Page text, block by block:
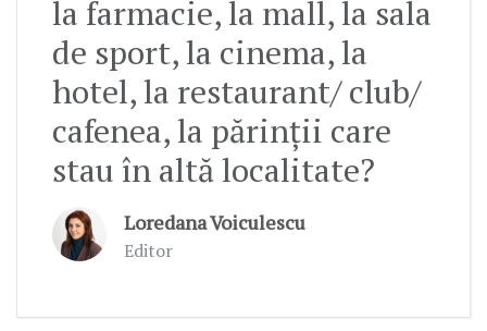
la farmacie, la mall, la sala
de sport, la cinema, la
hotel, la restaurant/ club/
cafenea, la părinții care
stau în altă localitate?
Loredana Voiculescu
Editor